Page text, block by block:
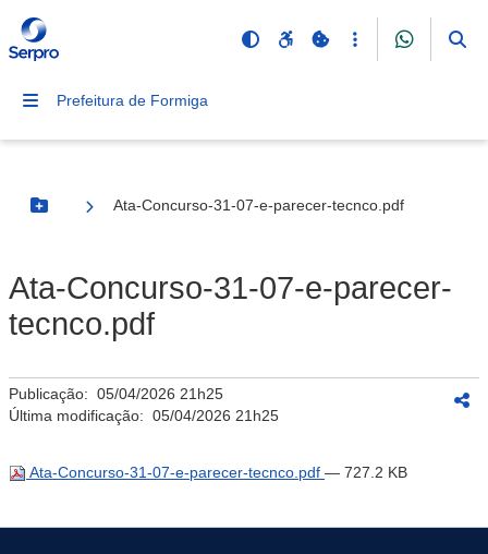
Prefeitura de Formiga
Botão Menu
Ata-Concurso-31-07-e-parecer-tecnco.pdf
Ata-Concurso-31-07-e-parecer-
tecnco.pdf
Publicação: 05/04/2026 21h25
Última modificação: 05/04/2026 21h25
Ata-Concurso-31-07-e-parecer-tecnco.pdf — 727.2 KB